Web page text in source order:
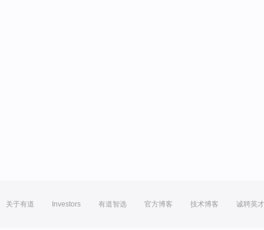
关于有道 Investors 有道智选 官方博客 技术博客 诚聘英才